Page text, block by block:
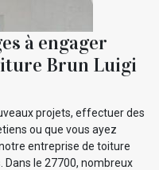
à engager
Brun Luigi
projets, effectuer des
ou que vous ayez
entreprise de toiture
Dans le 27700, nombreux